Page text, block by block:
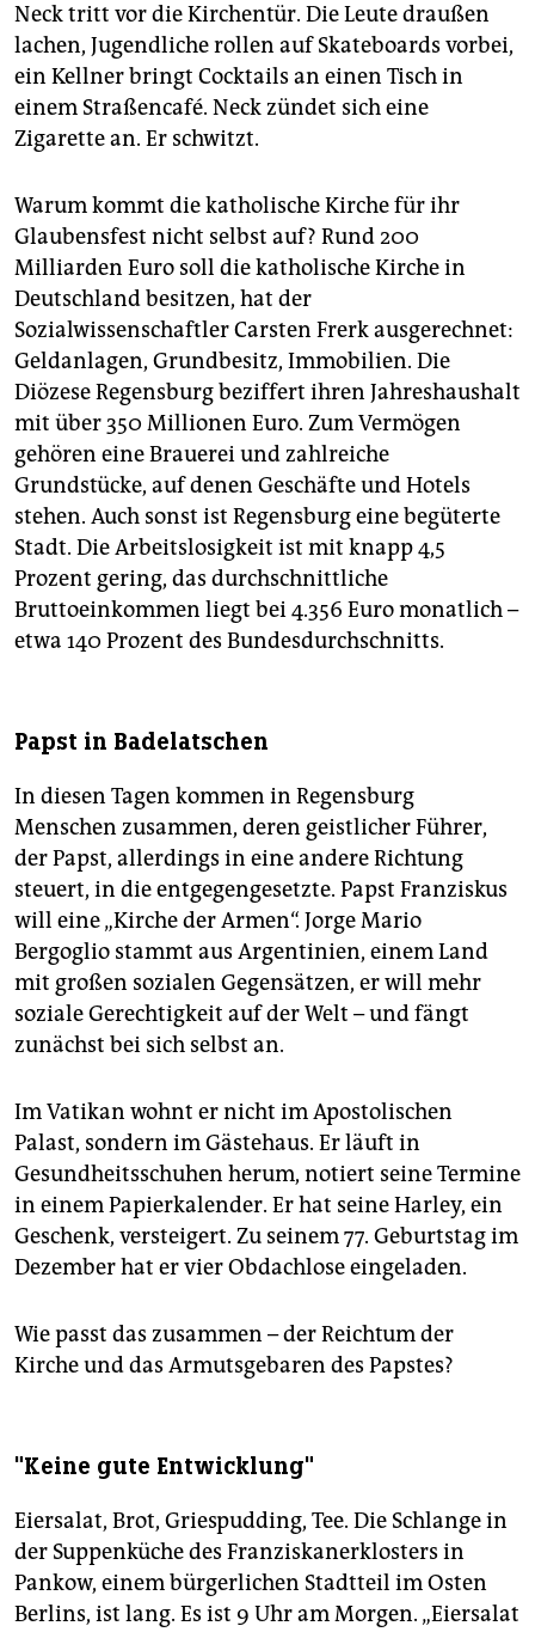
Regensburger Bischof:Rudolf Voderholzer gilt als
Hardliner, auch in Sachen Abtreibung. Er provozierte
am Mittwoch, indem er Abtreibung als "Massaker im
Mutterleib" bezeichnete.(sis)
Neck tritt vor die Kirchentür. Die Leute draußen
lachen, Jugendliche rollen auf Skateboards vorbei,
ein Kellner bringt Cocktails an einen Tisch in
einem Straßencafé. Neck zündet sich eine
Zigarette an. Er schwitzt.
Warum kommt die katholische Kirche für ihr
Glaubensfest nicht selbst auf? Rund 200
Milliarden Euro soll die katholische Kirche in
Deutschland besitzen, hat der
Sozialwissenschaftler Carsten Frerk ausgerechnet:
Geldanlagen, Grundbesitz, Immobilien. Die
Diözese Regensburg beziffert ihren Jahreshaushalt
mit über 350 Millionen Euro. Zum Vermögen
gehören eine Brauerei und zahlreiche
Grundstücke, auf denen Geschäfte und Hotels
stehen. Auch sonst ist Regensburg eine begüterte
Stadt. Die Arbeitslosigkeit ist mit knapp 4,5
Prozent gering, das durchschnittliche
Bruttoeinkommen liegt bei 4.356 Euro monatlich –
etwa 140 Prozent des Bundesdurchschnitts.
Papst in Badelatschen
In diesen Tagen kommen in Regensburg
Menschen zusammen, deren geistlicher Führer,
der Papst, allerdings in eine andere Richtung
steuert, in die entgegengesetzte. Papst Franziskus
will eine „Kirche der Armen“. Jorge Mario
Bergoglio stammt aus Argentinien, einem Land
mit großen sozialen Gegensätzen, er will mehr
soziale Gerechtigkeit auf der Welt – und fängt
zunächst bei sich selbst an.
Im Vatikan wohnt er nicht im Apostolischen
Palast, sondern im Gästehaus. Er läuft in
Gesundheitsschuhen herum, notiert seine Termine
in einem Papierkalender. Er hat seine Harley, ein
Geschenk, versteigert. Zu seinem 77. Geburtstag im
Dezember hat er vier Obdachlose eingeladen.
Wie passt das zusammen – der Reichtum der
Kirche und das Armutsgebaren des Papstes?
"Keine gute Entwicklung"
Eiersalat, Brot, Griespudding, Tee. Die Schlange in
der Suppenküche des Franziskanerklosters in
Pankow, einem bürgerlichen Stadtteil im Osten
Berlins, ist lang. Es ist 9 Uhr am Morgen. „Eiersalat